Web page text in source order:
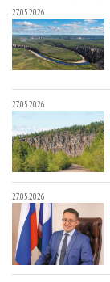
27.05.2026
27.05.2026
27.05.2026